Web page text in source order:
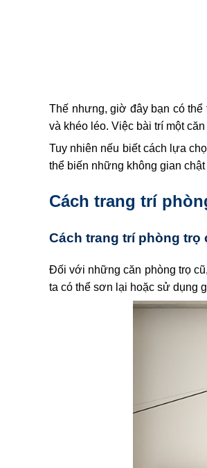
Thế nhưng, giờ đây bạn có
và khéo léo. Việc bài trí một
Tuy nhiên nếu biết cách lựa
thể biến những không gian
Cách trang trí
Cách trang trí phòng trọ
Đối với những căn phòng trọ
ta có thể sơn lại hoặc sử dụng